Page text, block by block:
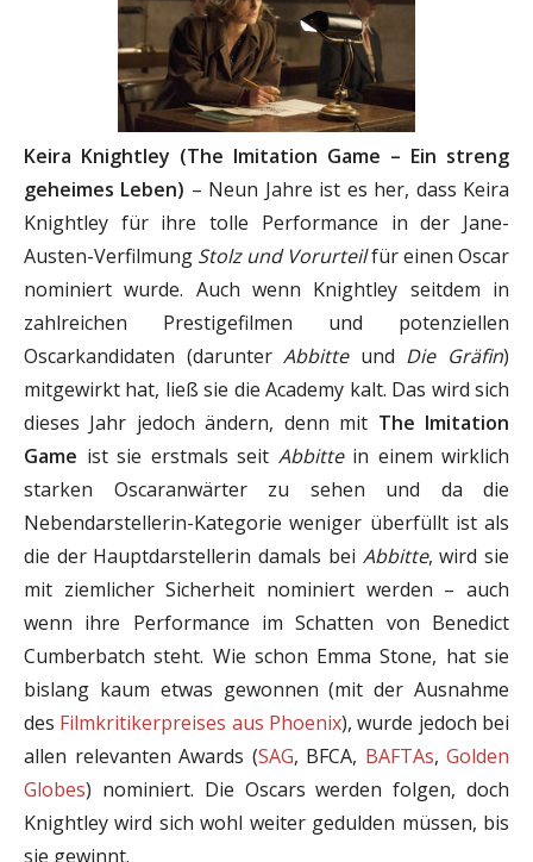
Keira Knightley (The Imitation Game – Ein streng
geheimes Leben) – Neun Jahre ist es her, dass Keira
Knightley für ihre tolle Performance in der Jane-
Austen-Verfilmung Stolz und Vorurteilfür einen Oscar
nominiert wurde. Auch wenn Knightley seitdem in
zahlreichen Prestigefilmen und potenziellen
Oscarkandidaten (darunterAbbitteund Die Gräfin)
mitgewirkt hat, ließ sie die Academy kalt. Das wird sich
dieses Jahr jedoch ändern, denn mit The Imitation
Game ist sie erstmals seit Abbittein einem wirklich
starken Oscaranwärter zu sehen und da die
Nebendarstellerin-Kategorie weniger überfüllt ist als
die der Hauptdarstellerin damals bei Abbitte, wird sie
mit ziemlicher Sicherheit nominiert werden – auch
wenn ihre Performance im Schatten von Benedict
Cumberbatch steht. Wie schon Emma Stone, hat sie
bislang kaum etwas gewonnen (mit der Ausnahme
des Filmkritikerpreises aus Phoenix), wurde jedoch bei
allen relevanten Awards (SAG, BFCA, BAFTAs, Golden
Globes) nominiert. Die Oscars werden folgen, doch
Knightley wird sich wohl weiter gedulden müssen, bis
sie gewinnt.